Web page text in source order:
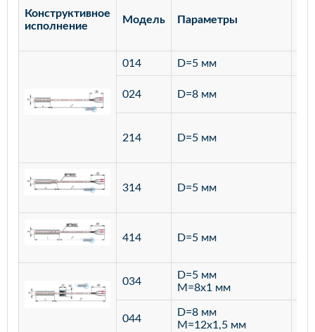
Конструктивное
исполнение
Модель Параметры
014 D=5 мм
024 D=8 мм
214 D=5 мм
314 D=5 мм
414 D=5 мм
034
D=5 мм
M=8х1 мм
044
D=8 мм
M=12х1,5 мм